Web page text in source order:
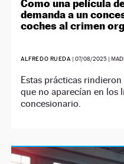
Como una película
demanda a un
coches al crimen
ALFREDO RUEDA | 07/08/2025|
Estas prácticas
que no aparecían en los
concesionario.